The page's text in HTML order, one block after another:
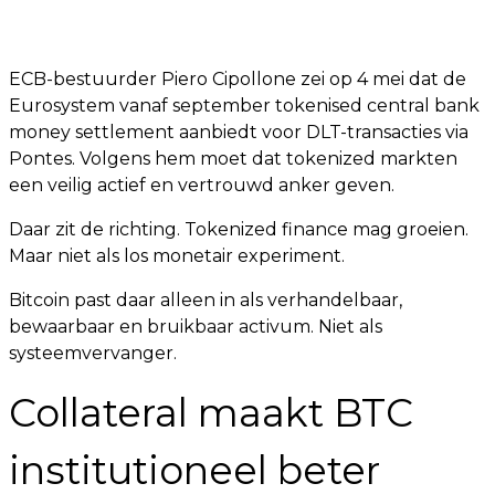
ECB-bestuurder Piero Cipollone zei op 4 mei dat de
Eurosystem vanaf september tokenised central bank
money settlement aanbiedt voor DLT-transacties via
Pontes. Volgens hem moet dat tokenized markten
een veilig actief en vertrouwd anker geven.
Daar zit de richting. Tokenized finance mag groeien.
Maar niet als los monetair experiment.
Bitcoin past daar alleen in als verhandelbaar,
bewaarbaar en bruikbaar activum. Niet als
systeemvervanger.
Collateral maakt BTC
institutioneel beter